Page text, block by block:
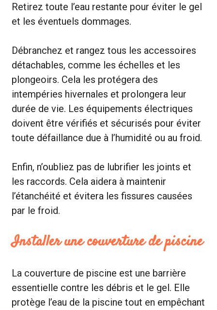
Retirez toute l’eau restante pour éviter le gel
et les éventuels dommages.
Débranchez et rangez tous les accessoires
détachables, comme les échelles et les
plongeoirs. Cela les protégera des
intempéries hivernales et prolongera leur
durée de vie. Les équipements électriques
doivent être vérifiés et sécurisés pour éviter
toute défaillance due à l’humidité ou au froid.
Enfin, n’oubliez pas de lubrifier les joints et
les raccords. Cela aidera à maintenir
l’étanchéité et évitera les fissures causées
par le froid.
Installer une couverture de piscine
La couverture de piscine est une barrière
essentielle contre les débris et le gel. Elle
protège l’eau de la piscine tout en empêchant